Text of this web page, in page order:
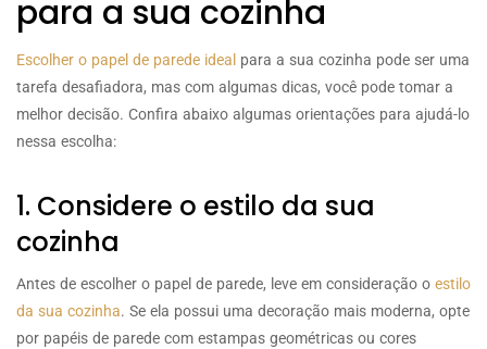
para a sua cozinha
Escolher o papel de parede ideal para a sua cozinha pode ser uma
tarefa desafiadora, mas com algumas dicas, você pode tomar a
melhor decisão. Confira abaixo algumas orientações para ajudá-lo
nessa escolha:
1. Considere o estilo da sua
cozinha
Antes de escolher o papel de parede, leve em consideração o estilo
da sua cozinha. Se ela possui uma decoração mais moderna, opte
por papéis de parede com estampas geométricas ou cores